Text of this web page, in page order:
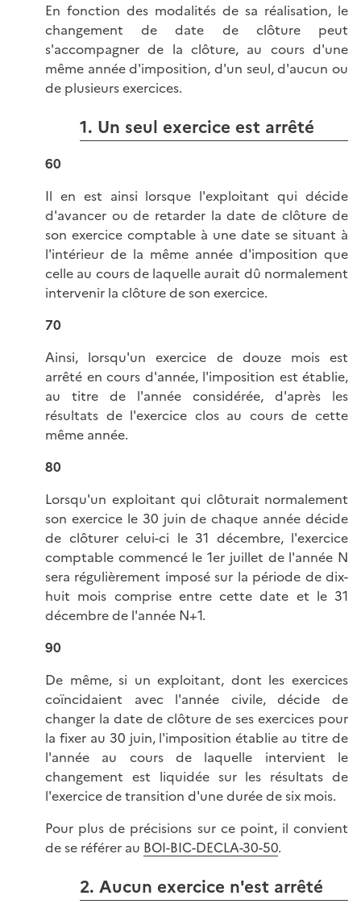
En fonction des modalités de sa réalisation, le
changement de date de clôture peut
s'accompagner de la clôture, au cours d'une
même année d'imposition, d'un seul, d'aucun ou
de plusieurs exercices.
1. Un seul exercice est arrêté
60
Il en est ainsi lorsque l'exploitant qui décide
d'avancer ou de retarder la date de clôture de
son exercice comptable à une date se situant à
l'intérieur de la même année d'imposition que
celle au cours de laquelle aurait dû normalement
intervenir la clôture de son exercice.
70
Ainsi, lorsqu'un exercice de douze mois est
arrêté en cours d'année, l'imposition est établie,
au titre de l'année considérée, d'après les
résultats de l'exercice clos au cours de cette
même année.
80
Lorsqu'un exploitant qui clôturait normalement
son exercice le 30 juin de chaque année décide
de clôturer celui-ci le 31 décembre, l'exercice
comptable commencé le 1er juillet de l'année N
sera régulièrement imposé sur la période de dix-
huit mois comprise entre cette date et le 31
décembre de l'année N+1.
90
De même, si un exploitant, dont les exercices
coïncidaient avec l'année civile, décide de
changer la date de clôture de ses exercices pour
la fixer au 30 juin, l'imposition établie au titre de
l'année au cours de laquelle intervient le
changement est liquidée sur les résultats de
l'exercice de transition d'une durée de six mois.
Pour plus de précisions sur ce point, il convient
de se référer au BOI-BIC-DECLA-30-50.
2. Aucun exercice n'est arrêté